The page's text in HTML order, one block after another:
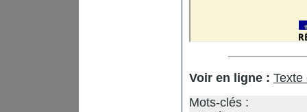
Voir en ligne : Texte
Mots-clés :